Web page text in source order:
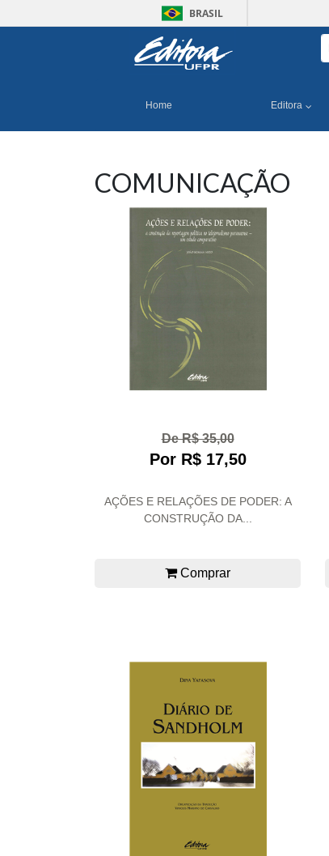
BRASIL
Home Editora
COMUNICAÇÃO
De R$ 35,00
Por R$ 17,50
AÇÕES E RELAÇÕES DE PODER: A
CONSTRUÇÃO DA...
Comprar